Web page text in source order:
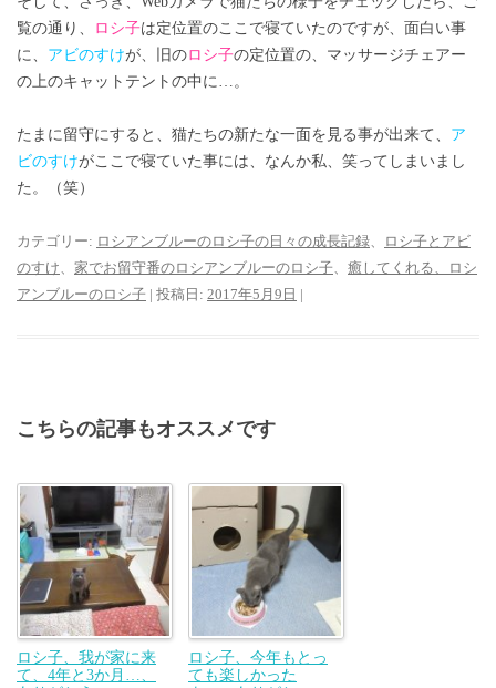
覧の通り、
ロシ子は定位置のここで寝ていたのですが、面白い事
に、 アビのすけが、旧のロシ子の定位置の、マッサージチェアー
の上のキャットテントの中に…。
たまに留守にすると、猫たちの新たな一面を見る事が出来て、 ア
ビのすけがここで寝ていた事には、なんか私、笑ってしまいまし
た。（笑）
カテゴリー: ロシアンブルーのロシ子の日々の成長記録、
ロシ子とアビ
のすけ、 家でお留守番のロシアンブルーのロシ子、 癒してくれる、ロシ
アンブルーのロシ子 | 投稿日: 2017年5月9日 |
こちらの記事もオススメです
ロシ子、我が家に来
て、4年と3か月…、
ロシ子、今年もとっ
ても楽しかった